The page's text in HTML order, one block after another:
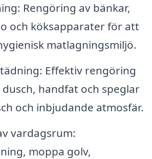
Rengöring av bänkar,
och köksapparater för att
matlagningsmiljö.
Effektiv rengöring
handfat och speglar
och inbjudande atmosfär.
vardagsrum:
moppa golv,